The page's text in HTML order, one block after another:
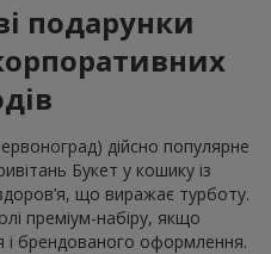
подарунки
дійсно популярне
Букет у кошику із
що виражає турботу.
преміум-набіру, якщо
і брендованого оформлення.